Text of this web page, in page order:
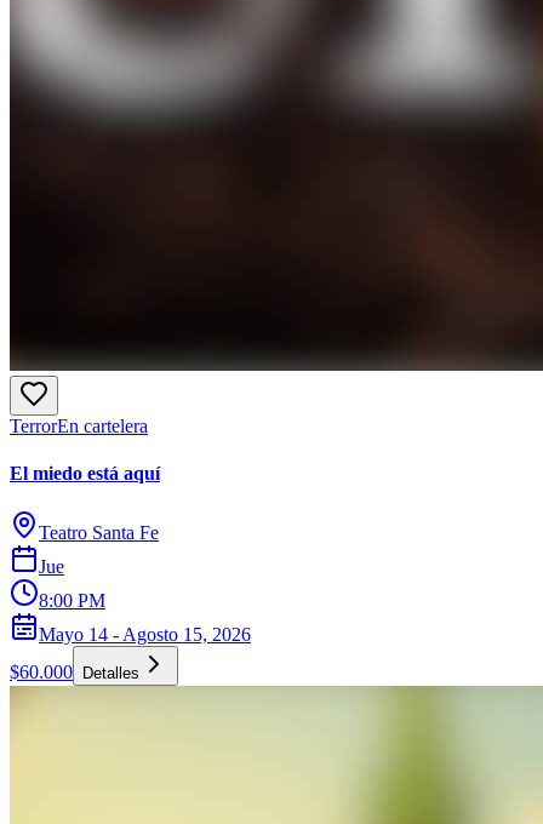
TerrorEn cartelera
El miedo está aquí
Teatro Santa Fe
Jue
8:00 PM
Mayo 14 - Agosto 15, 2026
$60.000
Detalles